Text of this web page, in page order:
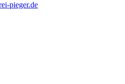
pieger.de